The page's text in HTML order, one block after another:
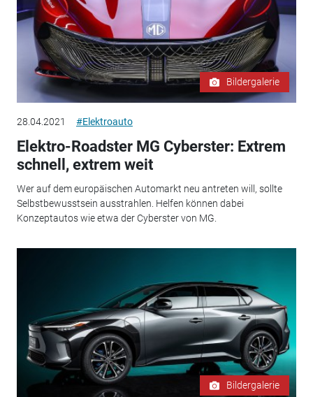
Bildergalerie
28.04.2021 #Elektroauto
Elektro-Roadster MG Cyberster: Extrem
schnell, extrem weit
Wer auf dem europäischen Automarkt neu antreten will, sollte
Selbstbewusstsein ausstrahlen. Helfen können dabei
Konzeptautos wie etwa der Cyberster von MG.
Bildergalerie